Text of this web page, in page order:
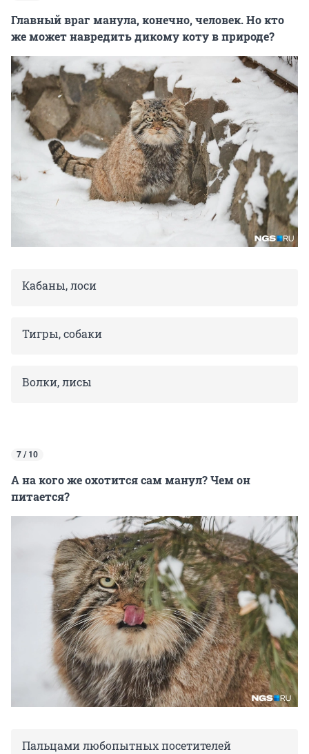
Главный враг манула, конечно, человек. Но кто
же может навредить дикому коту в природе?
Кабаны, лоси
Тигры, собаки
Волки, лисы
7 / 10
А на кого же охотится сам манул? Чем он
питается?
Пальцами любопытных посетителей